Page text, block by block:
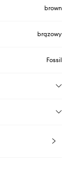
brown
brązowy
Fossil